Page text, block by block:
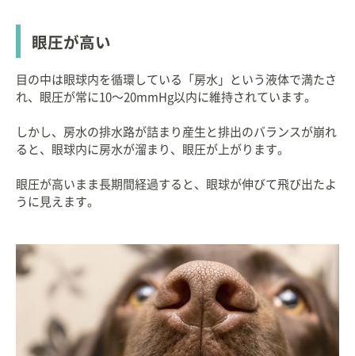
眼圧が高い
目の中は眼球内を循環している「房水」という液体で満たさ
れ、眼圧が常に10〜20mmHg以内に維持されています。
しかし、房水の排水路が詰まり産生と排出のバランスが崩れ
ると、眼球内に房水が溜まり、眼圧が上がります。
眼圧が高いまま長期間経過すると、眼球が伸びて飛び出たよ
うに見えます。